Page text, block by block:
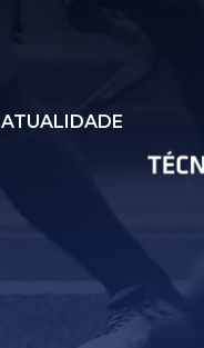
ATUALIDADE